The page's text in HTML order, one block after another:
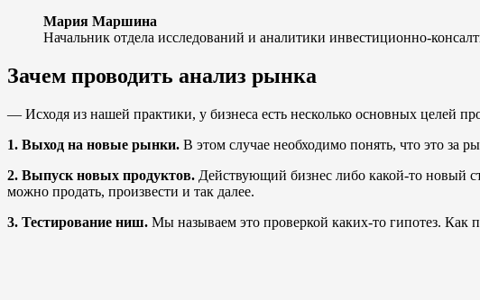
Мария Маршина
Начальник отдела исследований и аналитики инвестиционно-
Зачем проводить анализ рынка
— Исходя из нашей практики, у бизнеса есть несколько основных целей
1. Выход на новые рынки. В этом случае необходимо понять, что это за
2. Выпуск новых продуктов. Действующий бизнес либо какой-то новый
можно продать, произвести и так далее.
3. Тестирование ниш. Мы называем это проверкой каких-то гипотез. Как